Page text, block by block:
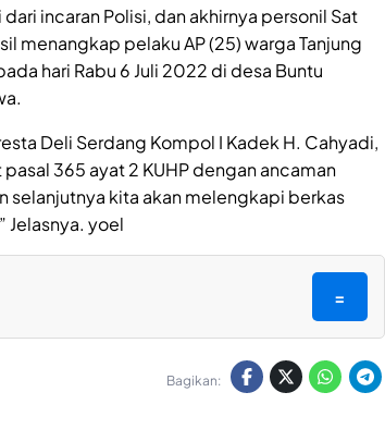
incaran Polisi, dan akhirnya personil Sat
menangkap pelaku AP (25) warga Tanjung
hari Rabu 6 Juli 2022 di desa Buntu
Deli Serdang Kompol I Kadek H. Cahyadi,
365 ayat 2 KUHP dengan ancaman
selanjutnya kita akan melengkapi berkas
Jelasnya. yoel
=
Bagikan: